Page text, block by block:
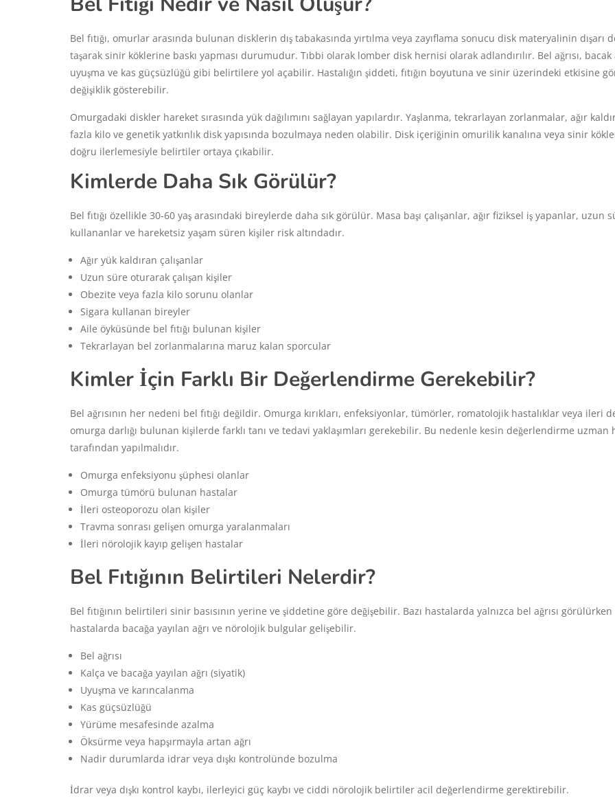
Bel fıtığı, omurlar arasında bulunan disklerin dış tabakasında yırtılma veya zayıflama sonucu disk materyalinin dışarı
taşarak sinir köklerine baskı yapması durumudur. Tıbbi olarak lomber disk hernisi olarak adlandırılır. Bel ağrısı, bacak
uyuşma ve kas güçsüzlüğü gibi belirtilere yol açabilir. Hastalığın şiddeti, fıtığın boyutuna ve sinir üzerindeki etkisine
değişiklik gösterebilir.
Omurgadaki diskler hareket sırasında yük dağılımını sağlayan yapılardır. Yaşlanma, tekrarlayan zorlanmalar, ağır
fazla kilo ve genetik yatkınlık disk yapısında bozulmaya neden olabilir. Disk içeriğinin omurilik kanalına veya sinir
doğru ilerlemesiyle belirtiler ortaya çıkabilir.
Kimlerde Daha Sık Görülür?
Bel fıtığı özellikle 30-60 yaş arasındaki bireylerde daha sık görülür. Masa başı çalışanlar, ağır fiziksel iş yapanlar, uzun
kullananlar ve hareketsiz yaşam süren kişiler risk altındadır.
Ağır yük kaldıran çalışanlar
Uzun süre oturarak çalışan kişiler
Obezite veya fazla kilo sorunu olanlar
Sigara kullanan bireyler
Aile öyküsünde bel fıtığı bulunan kişiler
Tekrarlayan bel zorlanmalarına maruz kalan sporcular
Kimler İçin Farklı Bir Değerlendirme Gerekebilir?
Bel ağrısının her nedeni bel fıtığı değildir. Omurga kırıkları, enfeksiyonlar, tümörler, romatolojik hastalıklar veya ileri
omurga darlığı bulunan kişilerde farklı tanı ve tedavi yaklaşımları gerekebilir. Bu nedenle kesin değerlendirme uzman
tarafından yapılmalıdır.
Omurga enfeksiyonu şüphesi olanlar
Omurga tümörü bulunan hastalar
İleri osteoporozu olan kişiler
Travma sonrası gelişen omurga yaralanmaları
İleri nörolojik kayıp gelişen hastalar
Bel Fıtığının Belirtileri Nelerdir?
Bel fıtığının belirtileri sinir basısının yerine ve şiddetine göre değişebilir. Bazı hastalarda yalnızca bel ağrısı görülürken
hastalarda bacağa yayılan ağrı ve nörolojik bulgular gelişebilir.
Bel ağrısı
Kalça ve bacağa yayılan ağrı (siyatik)
Uyuşma ve karıncalanma
Kas güçsüzlüğü
Yürüme mesafesinde azalma
Öksürme veya hapşırmayla artan ağrı
Nadir durumlarda idrar veya dışkı kontrolünde bozulma
İdrar veya dışkı kontrol kaybı, ilerleyici güç kaybı ve ciddi nörolojik belirtiler acil değerlendirme gerektirebilir.